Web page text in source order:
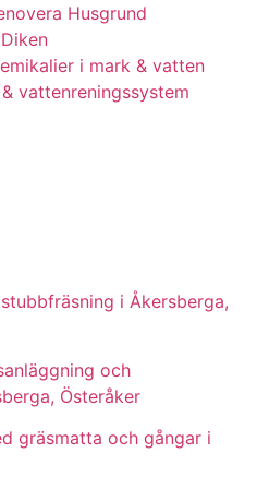
Husgrund
i mark & vatten
vattenreningssystem
i Åkersberga,
och
Österåker
gräsmatta och gångar i